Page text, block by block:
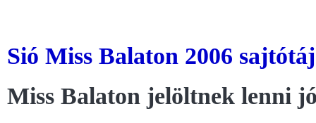
Sió Miss Balaton 2006
Miss Balaton jelöltnek lenni